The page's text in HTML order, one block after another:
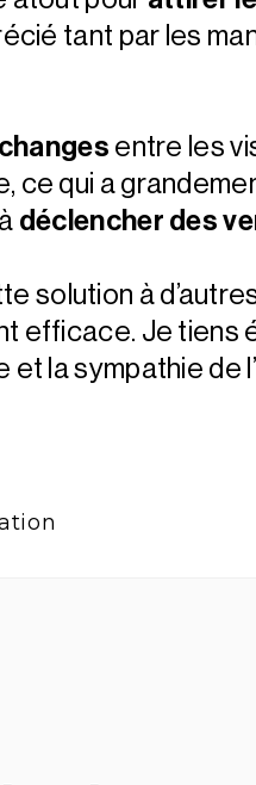
tant par les
entre les
ce qui a
déclencher des
solution à
efficace. Je tiens
la sympathie de